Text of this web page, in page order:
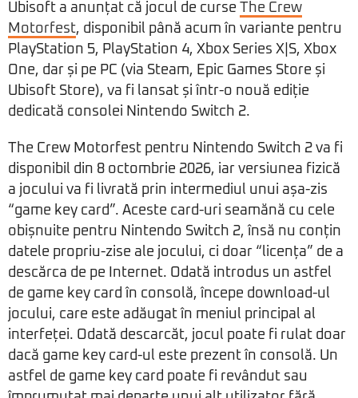
Ubisoft a anunțat că jocul de curse
The Crew
Motorfest, disponibil până acum în variante pentru
PlayStation 5, PlayStation 4, Xbox Series X|S, Xbox
One, dar și pe PC (via Steam, Epic Games Store și
Ubisoft Store), va fi lansat și într-o nouă ediție
dedicată consolei Nintendo Switch 2.
The Crew Motorfest pentru Nintendo Switch 2 va fi
disponibil din 8 octombrie 2026, iar versiunea fizică
a jocului va fi livrată prin intermediul unui așa-zis
“game key card”. Aceste card-uri seamănă cu cele
obișnuite pentru Nintendo Switch 2, însă nu conțin
datele propriu-zise ale jocului, ci doar “licența” de a
descărca de pe Internet. Odată introdus un astfel
de game key card în consolă, începe download-ul
jocului, care este adăugat în meniul principal al
interfeței. Odată descarcăt, jocul poate fi rulat doar
dacă game key card-ul este prezent în consolă. Un
astfel de game key card poate fi revândut sau